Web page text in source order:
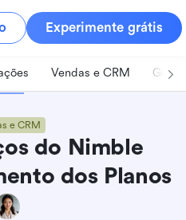
Experimente grátis
Vendas e CRM
e CRM
do Nimble
dos Planos